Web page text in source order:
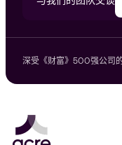
深受《财富》500强公司